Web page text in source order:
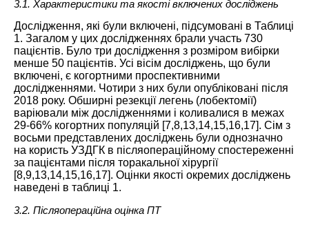
3.1. Характеристики та якості включених досліджень
Дослідження, які були включені, підсумовані в Таблиці
1. Загалом у цих дослідженнях брали участь 730
пацієнтів. Було три дослідження з розміром вибірки
менше 50 пацієнтів. Усі вісім досліджень, що були
включені, є когортними проспективними
дослідженнями. Чотири з них були опубліковані після
2018 року. Обширні резекції легень (лобектомії)
варіювали між дослідженнями і коливалися в межах
29-66% когортних популяцій [7,8,13,14,15,16,17]. Сім з
восьми представлених досліджень були однозначно
на користь УЗДГК в післяопераційному спостереженні
за пацієнтами після торакальної хірургії
[8,9,13,14,15,16,17]. Оцінки якості окремих досліджень
наведені в таблиці 1.
3.2. Післяопераційна оцінка ПТ